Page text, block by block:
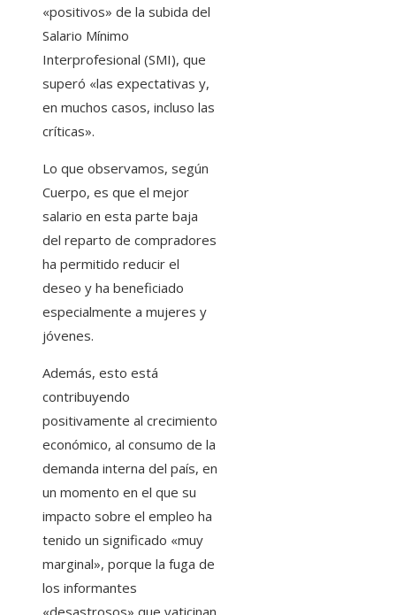
«positivos» de la subida del
Salario Mínimo
Interprofesional (SMI), que
superó «las expectativas y,
en muchos casos, incluso las
críticas».
Lo que observamos, según
Cuerpo, es que el mejor
salario en esta parte baja
del reparto de compradores
ha permitido reducir el
deseo y ha beneficiado
especialmente a mujeres y
jóvenes.
Además, esto está
contribuyendo
positivamente al crecimiento
económico, al consumo de la
demanda interna del país, en
un momento en el que su
impacto sobre el empleo ha
tenido un significado «muy
marginal», porque la fuga de
los informantes